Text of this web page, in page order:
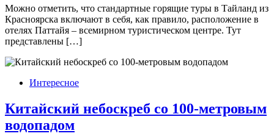
Можно отметить, что стандартные горящие туры в Тайланд из
Красноярска включают в себя, как правило, расположение в
отелях Паттайя – всемирном туристическом центре. Тут
представлены […]
Интересное
Китайский небоскреб со 100-метровым
водопадом